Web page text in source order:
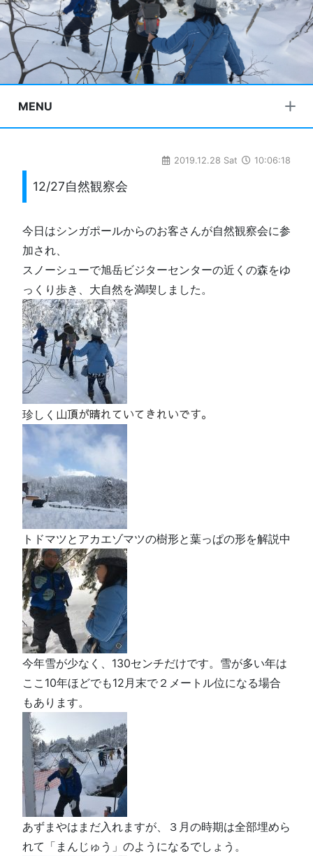
MENU
2019.12.28 Sat 10:06:18
12/27自然観察会
今日はシンガポールからのお客さんが自然観察会に参
加され、
スノーシューで旭岳ビジターセンターの近くの森をゆ
っくり歩き、大自然を満喫しました。
珍しく 山頂が晴れていてきれいです。
トドマツとアカエゾマツの樹形と葉っぱの形を解説中
今年雪が少なく、130センチだけです。雪が多い年は
ここ10年ほどでも12月末で２メートル位になる場合
もあります。
あずまやはまだ入れますが、３月の時期は全部埋めら
れて「まんじゅう」のようになるでしょう。